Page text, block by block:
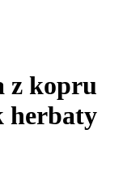
z kopru
herbaty